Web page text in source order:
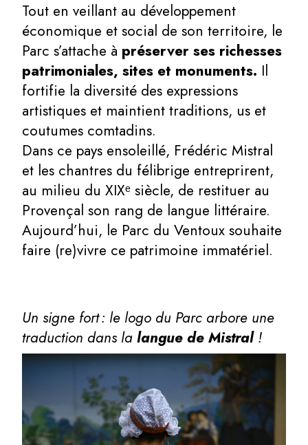
Tout en veillant au développement
économique et social de son territoire, le
Parc s’attache à préserver ses richesses
patrimoniales, sites et monuments. Il
fortifie la diversité des expressions
artistiques et maintient traditions, us et
coutumes comtadins.
Dans ce pays ensoleillé, Frédéric Mistral
et les chantres du félibrige entreprirent,
au milieu du XIXᵉ siècle, de restituer au
Provençal son rang de langue littéraire.
Aujourd’hui, le Parc du Ventoux souhaite
faire (re)vivre ce patrimoine immatériel.
Un signe fort : le logo du Parc arbore une
traduction dans la langue de Mistral!